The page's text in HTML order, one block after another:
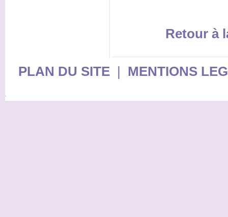
Retour à
PLAN DU SITE| MENTIONS